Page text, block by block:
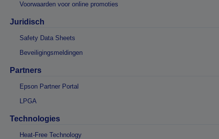
Voorwaarden voor online promoties
Juridisch
Safety Data Sheets
Beveiligingsmeldingen
Partners
Epson Partner Portal
LPGA
Technologies
Heat-Free Technology